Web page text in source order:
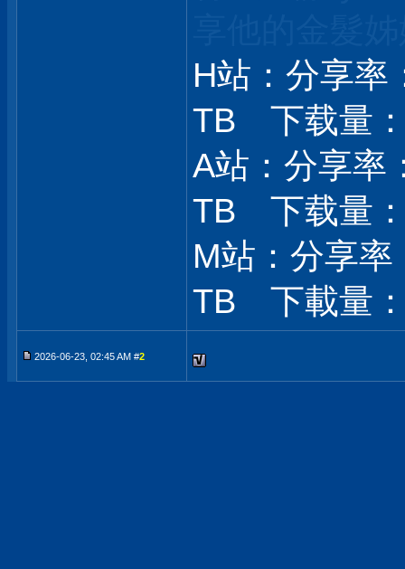
H站：分享
TB 下载量
A站：分享
TB 下载量
M站：分享
TB 下載量
2026-06-23, 02:45 AM #2